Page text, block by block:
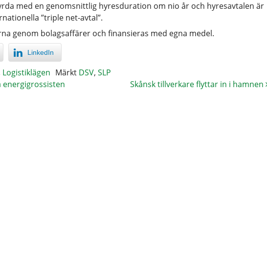
med en genomsnittlig hyresduration om nio år och hyresavtalen är
”triple net-avtal”.
genom bolagsaffärer och finansieras med egna medel.
LinkedIn
Logistiklägen Märkt DSV, SLP
energigrossisten
Skånsk tillverkare flyttar in i hamnen